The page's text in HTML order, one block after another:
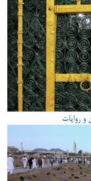
روایات